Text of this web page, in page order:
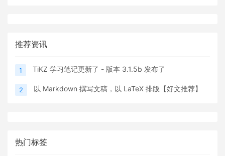
推荐资讯
1 TiKZ 学习笔记更新了 - 版本 3.1.5b 发布了
2 以 Markdown 撰写文稿，以 LaTeX 排版【好文推荐】
热门标签